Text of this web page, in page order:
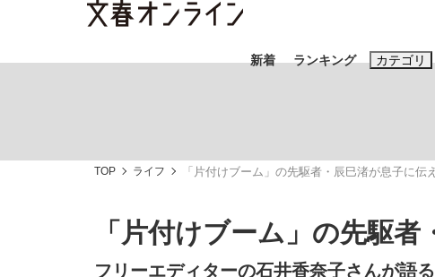
新着 ランキング カテゴリ
おすすめのキーワ
#藤田晋 #三山凌輝
#玉木雄一郎
#亀
TOP ライフ 「片付けブーム」の先駆者・辰巳渚が息子に伝
「片付けブーム」の先駆
フリーエディターの石井香奈子さんが語